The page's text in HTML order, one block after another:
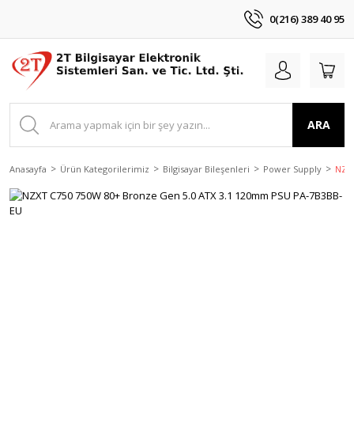
0(216) 389 40 95
ARA
Anasayfa Ürün Kategorilerimiz Bilgisayar Bileşenleri Power Supply